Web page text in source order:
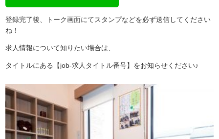
登録完了後、トーク画面にてスタンプなどを必ず送信してください
ね！
求人情報について知りたい場合は、
タイトルにある【job-求人タイトル番号】をお知らせください♪